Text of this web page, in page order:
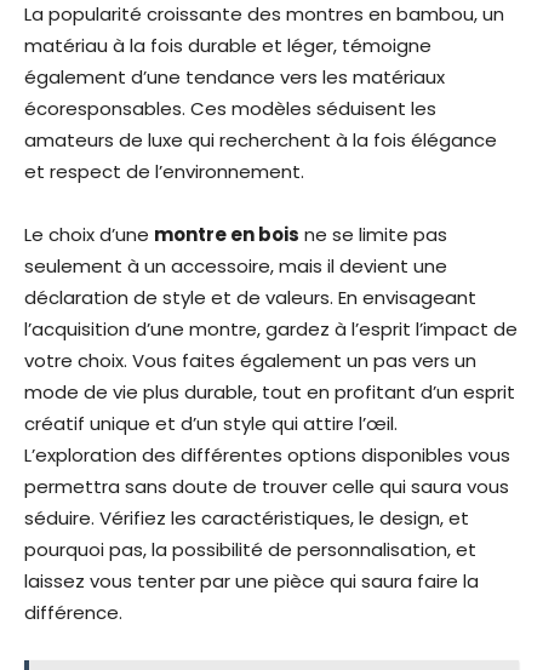
La popularité croissante des montres en bambou, un
matériau à la fois durable et léger, témoigne
également d’une tendance vers les matériaux
écoresponsables. Ces modèles séduisent les
amateurs de luxe qui recherchent à la fois élégance
et respect de l’environnement.
Le choix d’une montre en bois ne se limite pas
seulement à un accessoire, mais il devient une
déclaration de style et de valeurs. En envisageant
l’acquisition d’une montre, gardez à l’esprit l’impact de
votre choix. Vous faites également un pas vers un
mode de vie plus durable, tout en profitant d’un esprit
créatif unique et d’un style qui attire l’œil.
L’exploration des différentes options disponibles vous
permettra sans doute de trouver celle qui saura vous
séduire. Vérifiez les caractéristiques, le design, et
pourquoi pas, la possibilité de personnalisation, et
laissez vous tenter par une pièce qui saura faire la
différence.